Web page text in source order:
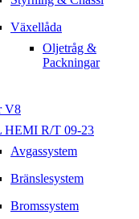
Växellåda
Oljetråg &
Packningar
V8
HEMI R/T 09-23
Avgassystem
Bränslesystem
Bromssystem